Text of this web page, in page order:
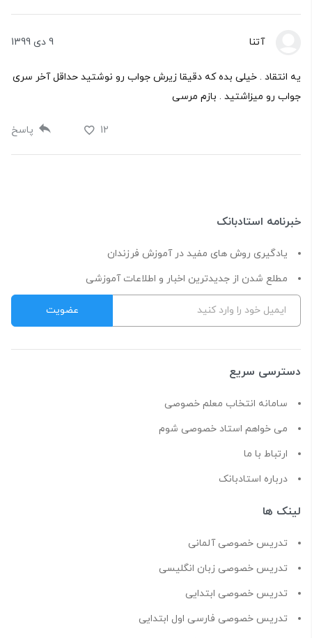
آتنا 9 دی 1399
یه انتقاد . خیلی بده که دقیقا زیرش جواب رو نوشتید حداقل آخر سری
جواب رو میزاشتید . بازم مرسی
12 پاسخ
خبرنامه استادبانک
یادگیری روش های مفید در آموزش فرزندان
مطلع شدن از جدیدترین اخبار و اطلاعات آموزشی
دسترسی سریع
سامانه انتخاب معلم خصوصی
می خواهم استاد خصوصی شوم
ارتباط با ما
درباره استادبانک
لینک ها
تدریس خصوصی آلمانی
تدریس خصوصی زبان انگلیسی
تدریس خصوصی ابتدایی
تدریس خصوصی فارسی اول ابتدایی